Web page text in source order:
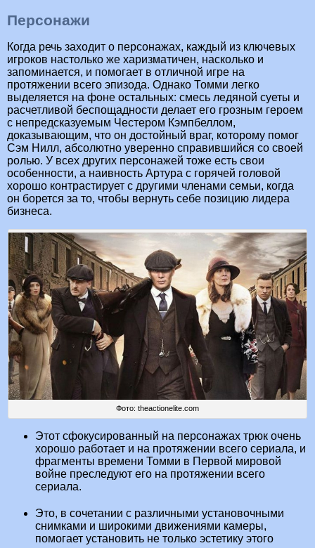
Персонажи
Когда речь заходит о персонажах, каждый из ключевых
игроков настолько же харизматичен, насколько и
запоминается, и помогает в отличной игре на
протяжении всего эпизода. Однако Томми легко
выделяется на фоне остальных: смесь ледяной суеты и
расчетливой беспощадности делает его грозным героем
с непредсказуемым Честером Кэмпбеллом,
доказывающим, что он достойный враг, которому помог
Сэм Нилл, абсолютно уверенно справившийся со своей
ролью. У всех других персонажей тоже есть свои
особенности, а наивность Артура с горячей головой
хорошо контрастирует с другими членами семьи, когда
он борется за то, чтобы вернуть себе позицию лидера
бизнеса.
Фото: theactionelite.com
Этот сфокусированный на персонажах трюк очень
хорошо работает и на протяжении всего сериала, и
фрагменты времени Томми в Первой мировой
войне преследуют его на протяжении всего
сериала.
Это, в сочетании с различными установочными
снимками и широкими движениями камеры,
помогает установить не только эстетику этого